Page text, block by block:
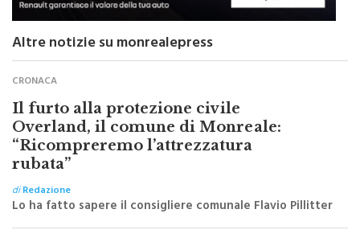
Altre notizie su monrealepress
CRONACA
Il furto alla protezione civile
Overland, il comune di Monreale:
“Ricompreremo l’attrezzatura
rubata”
diRedazione
Lo ha fatto sapere il consigliere comunale Flavio Pillitter
TOP NEWS ITALPRESS